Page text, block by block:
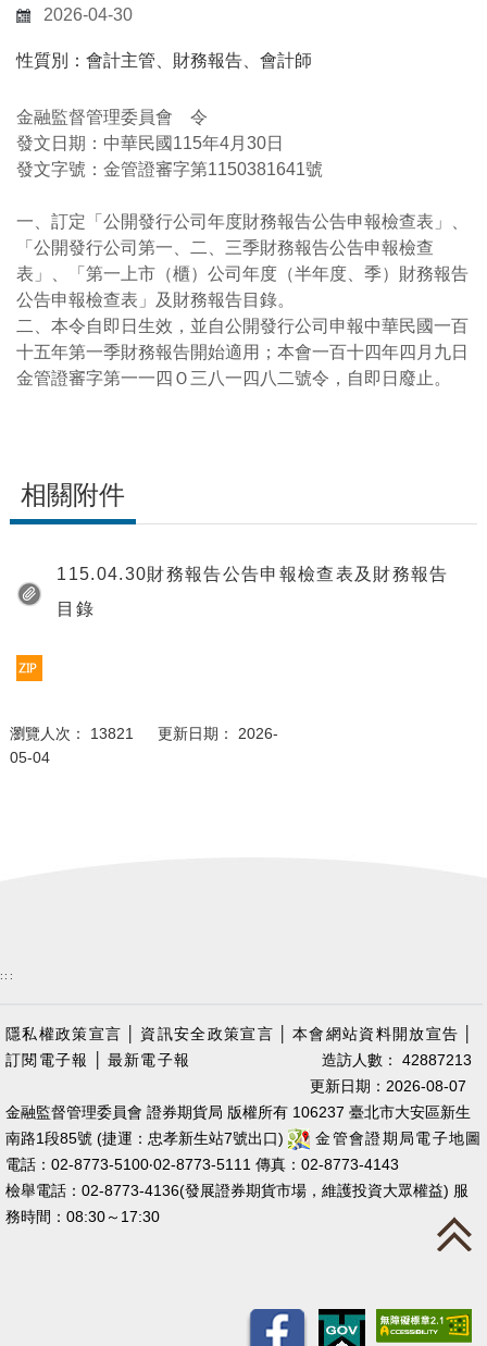
2026-04-30
性質別：會計主管、財務報告、會計師
金融監督管理委員會 令
發文日期：中華民國115年4月30日
發文字號：金管證審字第1150381641號
一、訂定「公開發行公司年度財務報告公告申報檢查表」、
「公開發行公司第一、二、三季財務報告公告申報檢查
表」、「第一上市（櫃）公司年度（半年度、季）財務報告
公告申報檢查表」及財務報告目錄。
二、本令自即日生效，並自公開發行公司申報中華民國一百
十五年第一季財務報告開始適用；本會一百十四年四月九日
金管證審字第一一四Ｏ三八一四八二號令，自即日廢止。
相關附件
115.04.30財務報告公告申報檢查表及財務報告
目錄
瀏覽人次： 13821 更新日期： 2026-
05-04
:::
隱私權政策宣言 資訊安全政策宣言 │本會網站資料開放宣告
訂閱電子報
最新電子報
造訪人數： 42887213
更新日期：2026-08-07
金融監督管理委員會 證券期貨局 版權所有 106237 臺北市大安區新生
南路1段85號 (捷運：忠孝新生站7號出口)
金管會證期局電子地圖
電話：02-8773-5100‧02-8773-5111 傳真：02-8773-4143
檢舉電話：02-8773-4136(發展證券期貨市場，維護投資大眾權益) 服
務時間：08:30～17:30